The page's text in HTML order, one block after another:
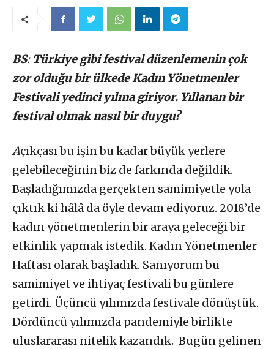
BS: Türkiye gibi festival düzenlemenin çok
zor olduğu bir ülkede Kadın Yönetmenler
Festivali yedinci yılına giriyor. Yıllanan bir
festival olmak nasıl bir duygu?
Açıkçası bu işin bu kadar büyük yerlere
gelebileceğinin biz de farkında değildik.
Başladığımızda gerçekten samimiyetle yola
çıktık ki hâlâ da öyle devam ediyoruz. 2018’de
kadın yönetmenlerin bir araya geleceği bir
etkinlik yapmak istedik. Kadın Yönetmenler
Haftası olarak başladık. Sanıyorum bu
samimiyet ve ihtiyaç festivali bu günlere
getirdi. Üçüncü yılımızda festivale dönüştük.
Dördüncü yılımızda pandemiyle birlikte
uluslararası nitelik kazandık. Bugün gelinen